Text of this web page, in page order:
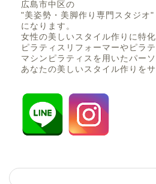
広島市中区の
"美姿勢・美脚作り専門スタジオ"
になります。
女性の美しいスタイル作りに特化
ピラティスリフォーマーやピラ
マシンピラティスを用いたパー
あなたの美しいスタイル作りをサ